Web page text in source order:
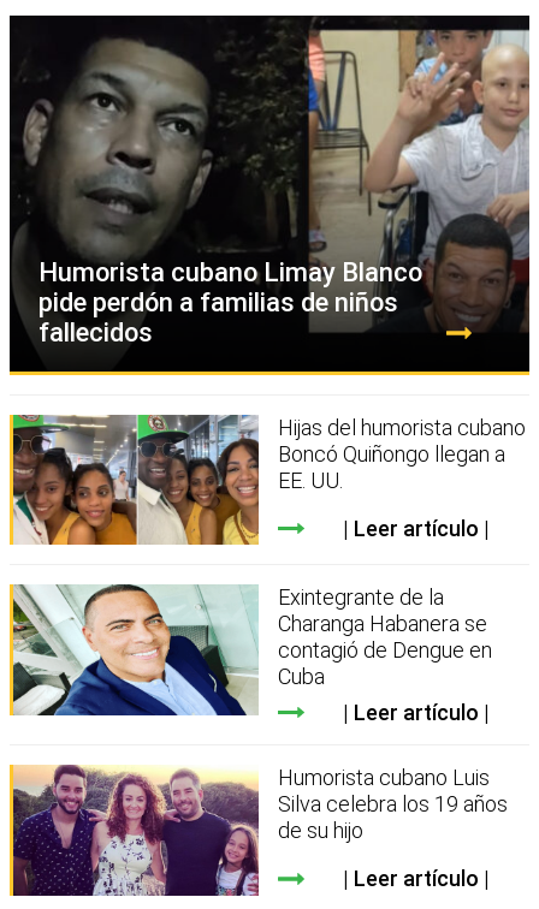
Humorista cubano Limay Blanco
pide perdón a familias de niños
fallecidos
Hijas del humorista cubano
Boncó Quiñongo llegan a
EE. UU.
Leer artículo
Exintegrante de la
Charanga Habanera se
contagió de Dengue en
Cuba
Leer artículo
Humorista cubano Luis
Silva celebra los 19 años
de su hijo
Leer artículo